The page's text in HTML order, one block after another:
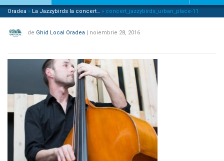
Oradea » La Jazzybirds la concert… » concert_jazzybirds_urban_place-11
de Ghid Local Oradea | noiembrie 28, 2016